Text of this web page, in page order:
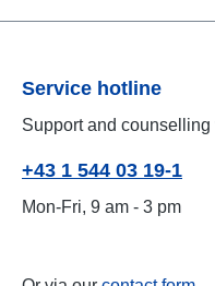
Service hotline
Support and counselling
+43 1 544 03 19-1
Mon-Fri, 9 am - 3 pm